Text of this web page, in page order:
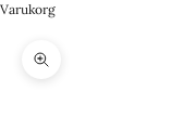
Varukorg
Zooma